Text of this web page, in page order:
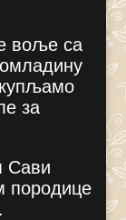
воље са
за
Сави
породице